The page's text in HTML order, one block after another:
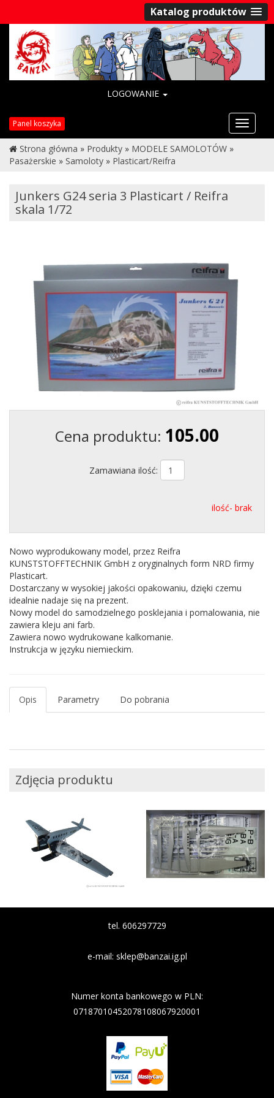
Katalog produktów
LOGOWANIE
Panel koszyka
Strona główna » Produkty » MODELE SAMOLOTÓW »
Pasażerskie » Samoloty » Plasticart/Reifra
Junkers G24 seria 3 Plasticart / Reifra
skala 1/72
Cena produktu: 105.00
Zamawiana ilość:
ilość- brak
Nowo wyprodukowany model, przez Reifra
KUNSTSTOFFTECHNIK GmbH z oryginalnych form NRD firmy
Plasticart.
Dostarczany w wysokiej jakości opakowaniu, dzięki czemu
idealnie nadaje się na prezent.
Nowy model do samodzielnego posklejania i pomalowania, nie
zawiera kleju ani farb.
Zawiera nowo wydrukowane kalkomanie.
Instrukcja w języku niemieckim.
Opis Parametry Do pobrania
Zdjęcia produktu
tel. 606297729
e-mail: sklep@banzai.ig.pl
Numer konta bankowego w PLN:
07187010452078108067920001